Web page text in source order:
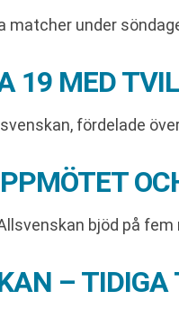
under
19 MED
fördelade
bjöd på fem
–